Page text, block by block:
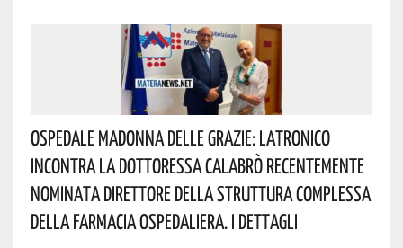
Ospedale Madonna Delle Grazie: Latronico
Incontra La Dottoressa Calabrò Recentemente
Nominata Direttore Della Struttura Complessa
Della Farmacia Ospedaliera. I Dettagli